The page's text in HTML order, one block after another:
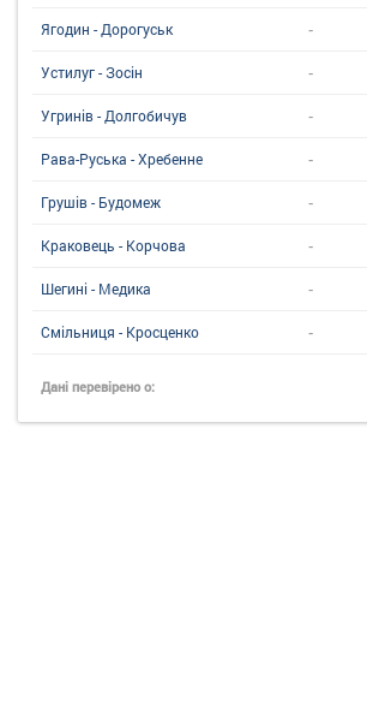
Ягодин - Дорогуськ -
Устилуг - Зосін -
Угринiв - Долгобичув -
Рава-Руська - Хребенне -
Грушів - Будомеж -
Краковець - Корчова -
Шегині - Медика -
Смільниця - Кросценко -
Дані перевірено о: